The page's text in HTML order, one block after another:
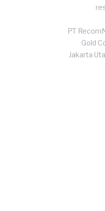
PT
Gold
Jakarta